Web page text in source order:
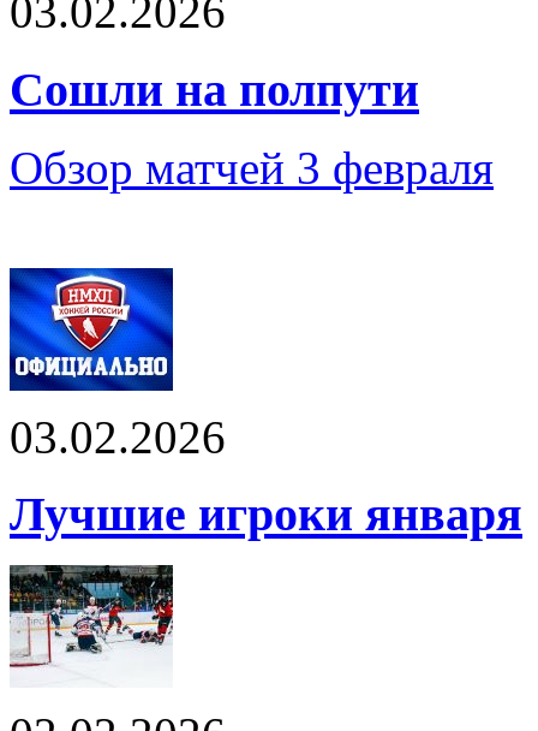
03.02.2026
Сошли на полпути
Обзор матчей 3 февраля
03.02.2026
Лучшие игроки января